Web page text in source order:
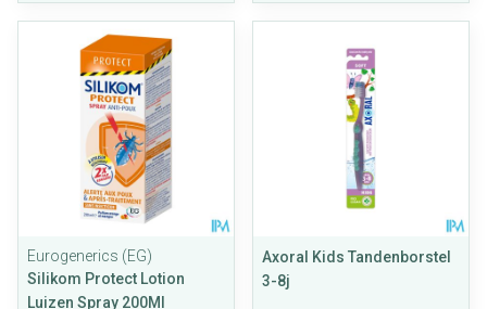
Eurogenerics (EG)
Silikom Protect Lotion
Luizen Spray 200Ml
Axoral Kids Tandenborstel
3-8j